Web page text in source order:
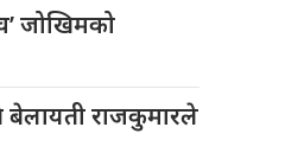
जोखिमको
बेलायती राजकुमारले